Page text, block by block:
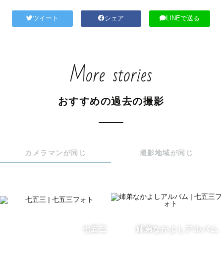
ツイート シェア LINEで送る
More stories
おすすめの過去の撮影
カメラマンが同じ 撮影地域が同じ
七五三 姉弟なかよしアルバム